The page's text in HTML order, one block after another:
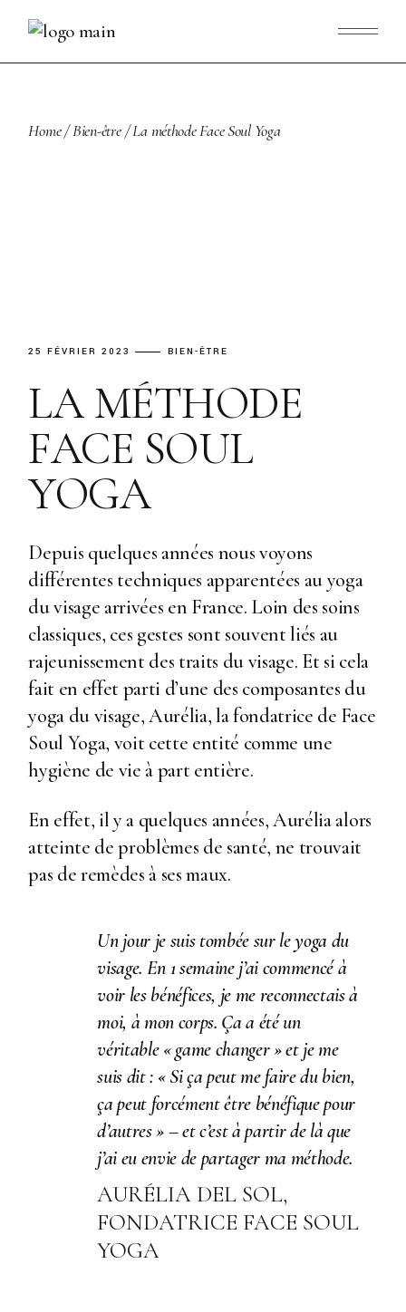
content
Home Bien-être La méthode Face Soul Yoga
25 FÉVRIER 2023 BIEN-ÊTRE
LA MÉTHODE
FACE SOUL
YOGA
Depuis quelques années nous voyons
différentes techniques apparentées au yoga
du visage arrivées en France. Loin des soins
classiques, ces gestes sont souvent liés au
rajeunissement des traits du visage. Et si cela
fait en effet parti d’une des composantes du
yoga du visage, Aurélia, la fondatrice de Face
Soul Yoga, voit cette entité comme une
hygiène de vie à part entière.
En effet, il y a quelques années, Aurélia alors
atteinte de problèmes de santé, ne trouvait
pas de remèdes à ses maux.
Un jour je suis tombée sur le yoga du
visage. En 1 semaine j’ai commencé à
voir les bénéfices, je me reconnectais à
moi, à mon corps. Ça a été un
véritable « game changer » et je me
suis dit : « Si ça peut me faire du bien,
ça peut forcément être bénéfique pour
d’autres » – et c’est à partir de là que
j’ai eu envie de partager ma méthode.
AURÉLIA DEL SOL,
FONDATRICE FACE SOUL
YOGA